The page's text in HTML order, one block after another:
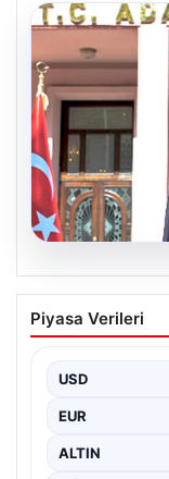
Bakan
Yürütülecek”
Adalet Bakanı
dönemi
Piyasa Verileri
USD
EUR
ALTIN